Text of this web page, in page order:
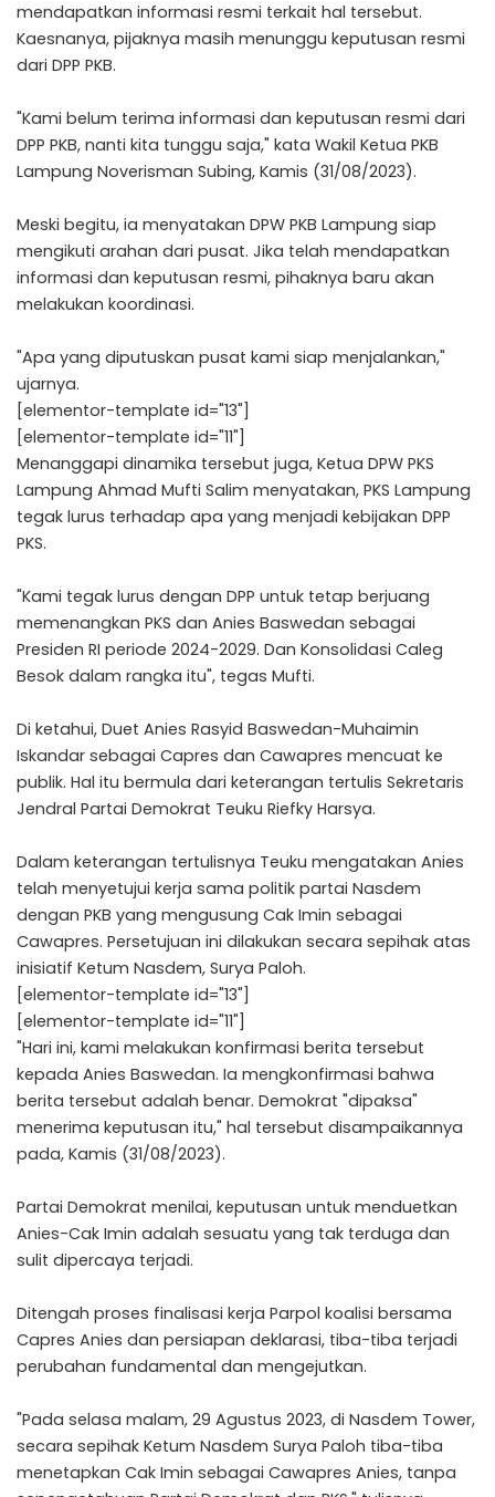
mendapatkan informasi resmi terkait hal tersebut.
Kaesnanya, pijaknya masih menunggu keputusan resmi
dari DPP PKB.
"Kami belum terima informasi dan keputusan resmi dari
DPP PKB, nanti kita tunggu saja," kata Wakil Ketua PKB
Lampung Noverisman Subing, Kamis (31/08/2023).
Meski begitu, ia menyatakan DPW PKB Lampung siap
mengikuti arahan dari pusat. Jika telah mendapatkan
informasi dan keputusan resmi, pihaknya baru akan
melakukan koordinasi.
"Apa yang diputuskan pusat kami siap menjalankan,"
ujarnya.
[elementor-template id="13"]
[elementor-template id="11"]
Menanggapi dinamika tersebut juga, Ketua DPW PKS
Lampung Ahmad Mufti Salim menyatakan, PKS Lampung
tegak lurus terhadap apa yang menjadi kebijakan DPP
PKS.
"Kami tegak lurus dengan DPP untuk tetap berjuang
memenangkan PKS dan Anies Baswedan sebagai
Presiden RI periode 2024-2029. Dan Konsolidasi Caleg
Besok dalam rangka itu", tegas Mufti.
Di ketahui, Duet Anies Rasyid Baswedan-Muhaimin
Iskandar sebagai Capres dan Cawapres mencuat ke
publik. Hal itu bermula dari keterangan tertulis Sekretaris
Jendral Partai Demokrat Teuku Riefky Harsya.
Dalam keterangan tertulisnya Teuku mengatakan Anies
telah menyetujui kerja sama politik partai Nasdem
dengan PKB yang mengusung Cak Imin sebagai
Cawapres. Persetujuan ini dilakukan secara sepihak atas
inisiatif Ketum Nasdem, Surya Paloh.
[elementor-template id="13"]
[elementor-template id="11"]
"Hari ini, kami melakukan konfirmasi berita tersebut
kepada Anies Baswedan. Ia mengkonfirmasi bahwa
berita tersebut adalah benar. Demokrat "dipaksa"
menerima keputusan itu," hal tersebut disampaikannya
pada, Kamis (31/08/2023).
Partai Demokrat menilai, keputusan untuk menduetkan
Anies-Cak Imin adalah sesuatu yang tak terduga dan
sulit dipercaya terjadi.
Ditengah proses finalisasi kerja Parpol koalisi bersama
Capres Anies dan persiapan deklarasi, tiba-tiba terjadi
perubahan fundamental dan mengejutkan.
"Pada selasa malam, 29 Agustus 2023, di Nasdem Tower,
secara sepihak Ketum Nasdem Surya Paloh tiba-tiba
menetapkan Cak Imin sebagai Cawapres Anies, tanpa